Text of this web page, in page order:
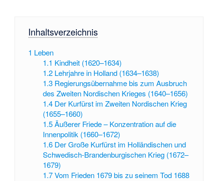
Inhaltsverzeichnis
1 Leben
1.1 Kindheit (1620–1634)
1.2 Lehrjahre in Holland (1634–1638)
1.3 Regierungsübernahme bis zum Ausbruch
des Zweiten Nordischen Krieges (1640–1656)
1.4 Der Kurfürst im Zweiten Nordischen Krieg
(1655–1660)
1.5 Äußerer Friede – Konzentration auf die
Innenpolitik (1660–1672)
1.6 Der Große Kurfürst im Holländischen und
Schwedisch-Brandenburgischen Krieg (1672–
1679)
1.7 Vom Frieden 1679 bis zu seinem Tod 1688